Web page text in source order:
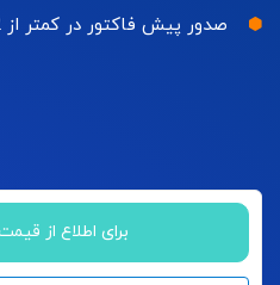
صدور پیش فاکتور در کمتر از 2 ساعت
برای اطلاع از